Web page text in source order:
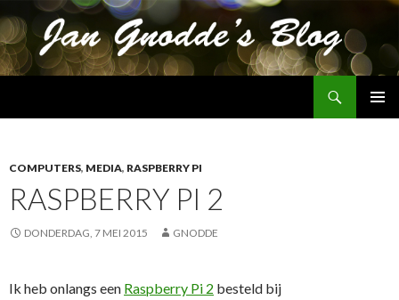
COMPUTERS, MEDIA, RASPBERRY PI
RASPBERRY PI 2
DONDERDAG, 7 MEI 2015 GNODDE
Ik heb onlangs een Raspberry Pi 2 besteld bij